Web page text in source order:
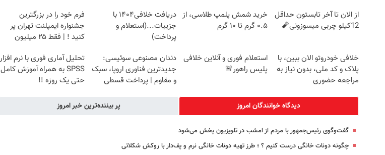
از الان تا آخر تابستون حداقل
12کیلو چربی میسوزونی🧨
خرید شمش پلمپ طلاسی، از
۰.۵ گرم تا ۱۰ گرم
دریافت خلافی۱۴۰۴ با
جزییات...(استعلام و
پرداخت)
فرم خود را در بزرگترین
جشنواره ایمپلنت تهران پر
کنید ! | فقط ۲۵ میلیون
خلافی خودروتو الان ببین، با
پلاک و کد ملی، بدون نیاز به
مراجعه حضوری
استعلام فوری و آنلاین خلافی
پلیس راهور🚨
دندان مصنوعی سوئیسی:
جدیدترین فناوری اروپا، سبک
و مقاوم | پرداخت قسطی
تحلیل آماری فوری با نرم افزار
SPSS به همراه آموزش کامل
حتی یک روزه !!
دیدگاه خوانندگان امروز پر بیننده‌ترین خبر امروز
گفت‌وگوی رئیس‌جمهور با مردم از امشب در تلویزیون پخش می‌شود
چگونه دونات خانگی درست کنیم ؟ ؛ طرز تهیه دونات خانگی نرم و پف‌دار با روکش شکلاتی